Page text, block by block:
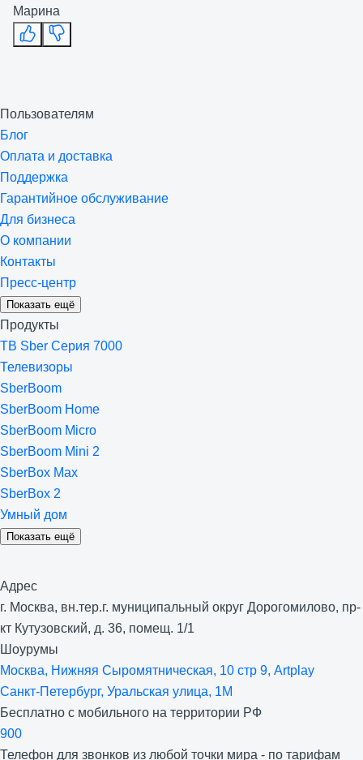
Марина
Пользователям
Блог
Оплата и доставка
Поддержка
Гарантийное обслуживание
Для бизнеса
О компании
Контакты
Пресс-центр
Показать ещё
Продукты
ТВ Sber Серия 7000
Телевизоры
SberBoom
SberBoom Home
SberBoom Micro
SberBoom Mini 2
SberBox Max
SberBox 2
Умный дом
Показать ещё
Адрес
г. Москва, вн.тер.г. муниципальный округ Дорогомилово, пр-
кт Кутузовский, д. 36, помещ. 1/1
Шоурумы
Москва, Нижняя Сыро­мятническая, 10 стр 9, Artplay
Санкт-Петербург, Уральская улица, 1М
Бесплатно с мобильного на территории РФ
900
Телефон для звонков из любой точки мира - по тарифам